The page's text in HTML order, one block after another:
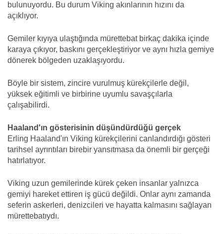
bulunuyordu. Bu durum Viking akınlarının hızını da
açıklıyor.
Gemiler kıyıya ulaştığında mürettebat birkaç dakika içinde
karaya çıkıyor, baskını gerçekleştiriyor ve aynı hızla gemiye
dönerek bölgeden uzaklaşıyordu.
Böyle bir sistem, zincire vurulmuş kürekçilerle değil,
yüksek eğitimli ve birbirine uyumlu savaşçılarla
çalışabilirdi.
Haaland'ın gösterisinin düşündürdüğü gerçek
Erling Haaland'ın Viking kürekçilerini canlandırdığı gösteri
tarihsel ayrıntıları birebir yansıtmasa da önemli bir gerçeği
hatırlatıyor.
Viking uzun gemilerinde kürek çeken insanlar yalnızca
gemiyi hareket ettiren iş gücü değildi. Onlar aynı zamanda
seferin askerleri, denizcileri ve hayatta kalmasını sağlayan
mürettebatıydı.